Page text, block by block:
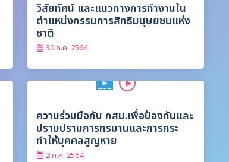
วิสัยทัศน์ และแนวทางการทำงานใน
ตำแหน่งกรรมการสิทธิมนุษยชนแห่ง
ชาติ
30 ก.ค. 2564
ความร่วมมือกับ กสม.เพื่อป้องกันและ
ปราบปรามการทรมานและการกระ
ทำให้บุคคลสูญหาย
2 ก.ค. 2564